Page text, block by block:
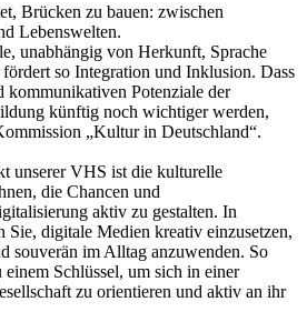
Brücken zu bauen: zwischen
Lebenswelten.
unabhängig von Herkunft, Sprache
so Integration und Inklusion. Dass
kommunikativen Potenziale der
künftig noch wichtiger werden,
„Kultur in Deutschland“.
unserer VHS ist die kulturelle
die Chancen und
aktiv zu gestalten. In
Sie, digitale Medien kreativ einzusetzen,
souverän im Alltag anzuwenden. So
Schlüssel, um sich in einer
zu orientieren und aktiv an ihr